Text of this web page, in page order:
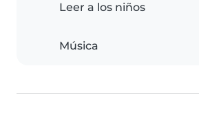
Leer a los niños
Música